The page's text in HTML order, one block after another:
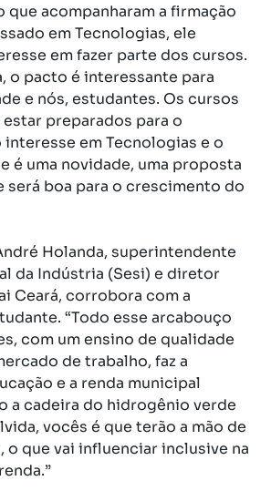
que acompanharam a firmação
em Tecnologias, ele
em fazer parte dos cursos.
o pacto é interessante para
e nós, estudantes. Os cursos
estar preparados para o
interesse em Tecnologias e o
é uma novidade, uma proposta
será boa para o crescimento do
Holanda, superintendente
da Indústria (Sesi) e diretor
Ceará, corrobora com a
“Todo esse arcabouço
com um ensino de qualidade
de trabalho, faz a
e a renda municipal
a cadeira do hidrogênio verde
vocês é que terão a mão de
o que vai influenciar inclusive na